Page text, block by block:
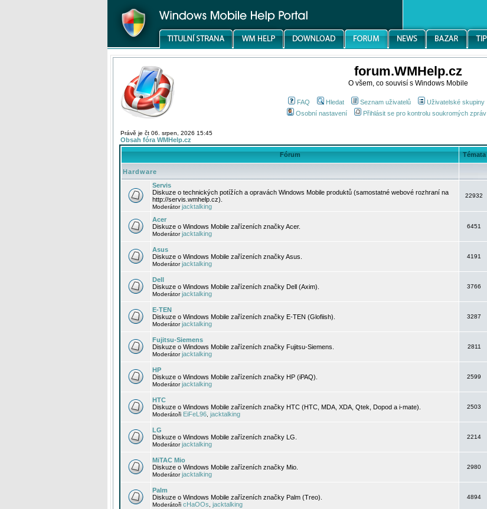
forum.WMHelp.cz
O všem, co souvisí s Windows Mobile
FAQ Hledat Seznam uživatelů Uživatelské skupiny
Osobní nastavení
Přihlásit se pro kontrolu soukromých zpráv
Právě je čt 06. srpen, 2026 15:45
Obsah fóra WMHelp.cz
Fórum Témata
Hardware
Servis
Diskuze o technických potížích a opravách Windows Mobile produktů (samostatné webové rozhraní na
http://servis.wmhelp.cz).
Moderátorjacktalking
22932
Acer
Diskuze o Windows Mobile zařízeních značky Acer.
Moderátorjacktalking
6451
Asus
Diskuze o Windows Mobile zařízeních značky Asus.
Moderátorjacktalking
4191
Dell
Diskuze o Windows Mobile zařízeních značky Dell (Axim).
Moderátorjacktalking
3766
E-TEN
Diskuze o Windows Mobile zařízeních značky E-TEN (Glofiish).
Moderátorjacktalking
3287
Fujitsu-Siemens
Diskuze o Windows Mobile zařízeních značky Fujitsu-Siemens.
Moderátorjacktalking
2811
HP
Diskuze o Windows Mobile zařízeních značky HP (iPAQ).
Moderátorjacktalking
2599
HTC
Diskuze o Windows Mobile zařízeních značky HTC (HTC, MDA, XDA, Qtek, Dopod a i-mate).
Moderátoři EiFeL96 jacktalking
2503
LG
Diskuze o Windows Mobile zařízeních značky LG.
Moderátorjacktalking
2214
MiTAC Mio
Diskuze o Windows Mobile zařízeních značky Mio.
Moderátorjacktalking
2980
Palm
Diskuze o Windows Mobile zařízeních značky Palm (Treo).
Moderátoři cHaOOs jacktalking
4894